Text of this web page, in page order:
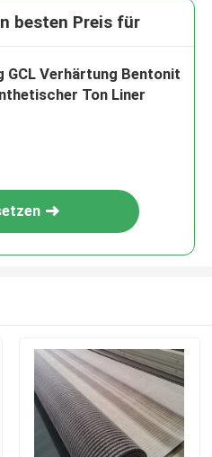
besten Preis für
GCL Verhärtung Bentonit
Ton Liner